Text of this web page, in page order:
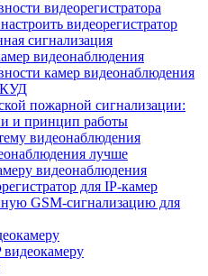
видеорегистратора
видеорегистратор
сигнализация
видеонаблюдения
камер видеонаблюдения
пожарной сигнализации:
и принцип работы
видеонаблюдения
лучше
видеонаблюдения
для IP-камер
GSM-сигнализацию для